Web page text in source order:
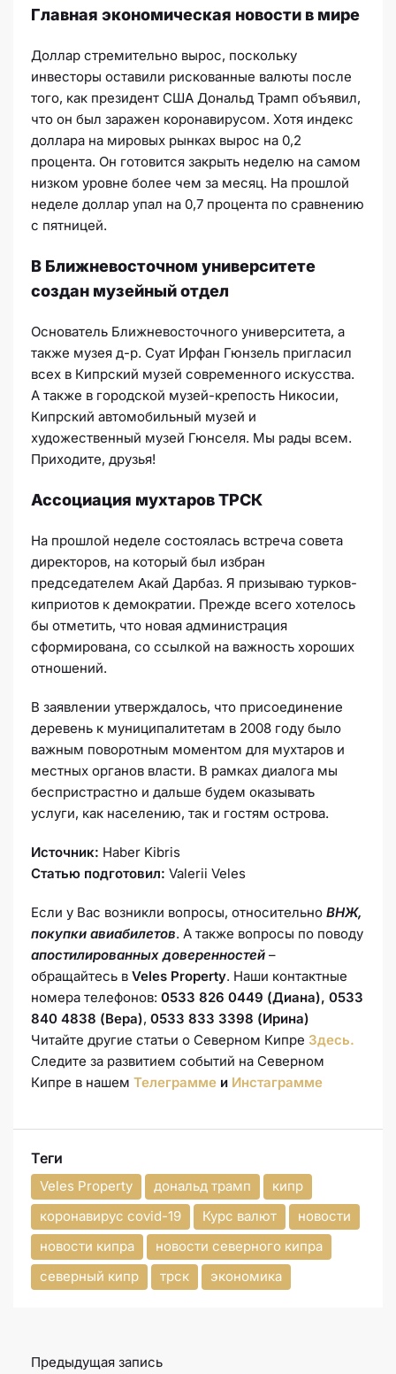
Главная экономическая новости в мире
Доллар стремительно вырос, поскольку
инвесторы оставили рискованные валюты после
того, как президент США Дональд Трамп объявил,
что он был заражен коронавирусом. Хотя индекс
доллара на мировых рынках вырос на 0,2
процента. Он готовится закрыть неделю на самом
низком уровне более чем за месяц. На прошлой
неделе доллар упал на 0,7 процента по сравнению
с пятницей.
В Ближневосточном университете
создан музейный отдел
Основатель Ближневосточного университета, а
также музея д-р. Суат Ирфан Гюнзель пригласил
всех в Кипрский музей современного искусства.
А также в городской музей-крепость Никосии,
Кипрский автомобильный музей и
художественный музей Гюнселя. Мы рады всем.
Приходите, друзья!
Ассоциация мухтаров ТРСК
На прошлой неделе состоялась встреча совета
директоров, на который был избран
председателем Акай Дарбаз. Я призываю турков-
киприотов к демократии. Прежде всего хотелось
бы отметить, что новая администрация
сформирована, со ссылкой на важность хороших
отношений.
В заявлении утверждалось, что присоединение
деревень к муниципалитетам в 2008 году было
важным поворотным моментом для мухтаров и
местных органов власти. В рамках диалога мы
беспристрастно и дальше будем оказывать
услуги, как населению, так и гостям острова.
Источник: Haber Kibris
Статью подготовил: Valerii Veles
Если у Вас возникли вопросы, относительно ВНЖ,
покупки авиабилетов. А также вопросы по поводу
апостилированных доверенностей –
обращайтесь в Veles Property. Наши контактные
номера телефонов: 0533 826 0449 (Диана), 0533
840 4838 (Вера), 0533 833 3398 (Ирина)
Читайте другие статьи о Северном Кипре Здесь.
Следите за развитием событий на Северном
Кипре в нашем Телеграмме и Инстаграмме
Теги
Veles Property дональд трамп
кипр
коронавирус covid-19
Курс валют
новости
новости кипра
новости северного кипра
северный кипр
трск экономика
Предыдущая запись